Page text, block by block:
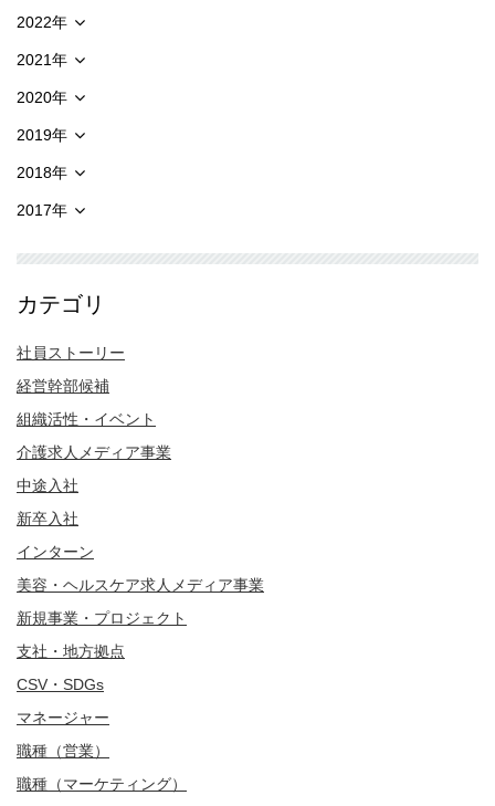
2022年
2021年
2020年
2019年
2018年
2017年
カテゴリ
社員ストーリー
経営幹部候補
組織活性・イベント
介護求人メディア事業
中途入社
新卒入社
インターン
美容・ヘルスケア求人メディア事業
新規事業・プロジェクト
支社・地方拠点
CSV・SDGs
マネージャー
職種（営業）
職種（マーケティング）